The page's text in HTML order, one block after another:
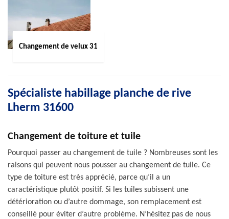
Changement de velux 31
Spécialiste habillage planche de rive
Lherm 31600
Changement de toiture et tuile
Pourquoi passer au changement de tuile ? Nombreuses sont les
raisons qui peuvent nous pousser au changement de tuile. Ce
type de toiture est très apprécié, parce qu’il a un
caractéristique plutôt positif. Si les tuiles subissent une
détérioration ou d’autre dommage, son remplacement est
conseillé pour éviter d’autre problème. N’hésitez pas de nous